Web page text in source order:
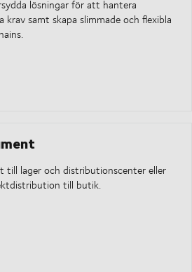
lösningar för att hantera
krav samt skapa slimmade och flexibla
till lager och distributionscenter eller
till butik.